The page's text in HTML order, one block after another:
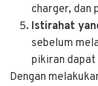
charger, dan
Istirahat
sebelum
pikiran
Dengan